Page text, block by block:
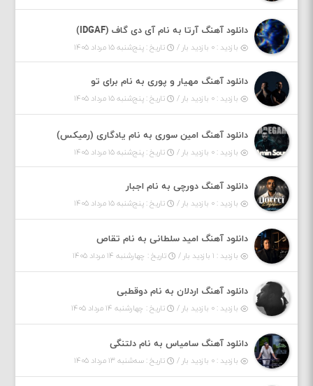
دانلود آهنگ آرتا به نام آی دی گاف (IDGAF)
بازدید : ۰ بازدید بار / تاریخ : پنج‌شنبه ۱۵ مرداد ۱۴۰۵
دانلود آهنگ مهیار و پوری به نام برای تو
بازدید : ۰ بازدید بار / تاریخ : پنج‌شنبه ۱۵ مرداد ۱۴۰۵
دانلود آهنگ امین سوری به نام یادگاری (رمیکس)
بازدید : ۰ بازدید بار / تاریخ : پنج‌شنبه ۱۵ مرداد ۱۴۰۵
دانلود آهنگ دورچی به نام اجبار
بازدید : ۰ بازدید بار / تاریخ : پنج‌شنبه ۱۵ مرداد ۱۴۰۵
دانلود آهنگ امید سلطانی به نام تقاص
بازدید : ۱ بازدید بار / تاریخ : چهارشنبه ۱۴ مرداد ۱۴۰۵
دانلود آهنگ اردلان به نام دوقطبی
بازدید : ۰ بازدید بار / تاریخ : چهارشنبه ۱۴ مرداد ۱۴۰۵
دانلود آهنگ سامیاس به نام دلتنگی
بازدید : ۰ بازدید بار / تاریخ : سه‌شنبه ۱۳ مرداد ۱۴۰۵